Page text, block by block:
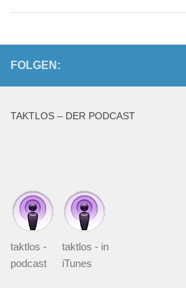
FOLGEN:
TAKTLOS – DER PODCAST
taktlos -
podcast
taktlos - in
iTunes